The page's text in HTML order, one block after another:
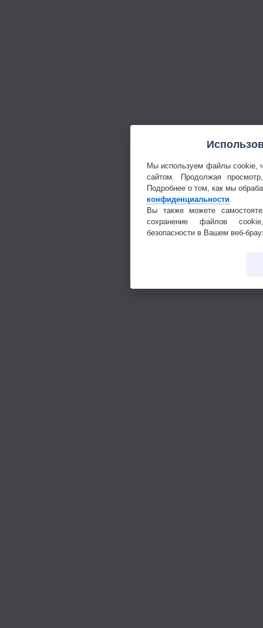
Мы используем файлы cookie,
сайтом. Продолжая
Подробнее о том, как мы
конфиденциальности
Вы также можете
сохранение файлов
безопасности в Вашем веб-